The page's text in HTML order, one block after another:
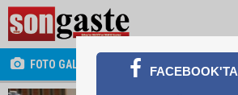
FOTO GALERİ FACEBOOK'TA